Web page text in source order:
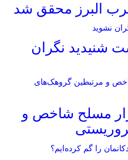
شنیدید نگران
از اشرار مسلح شاخص و